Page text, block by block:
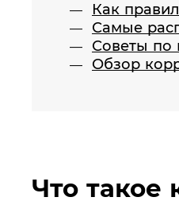
Как
Самые
Советы по
Обзор
Что такое